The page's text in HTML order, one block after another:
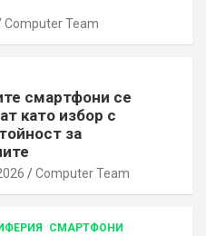
Computer Team
смартфони се
като избор с
за
Computer Team
СМАРТФОНИ